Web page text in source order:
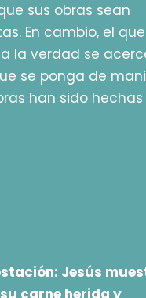
sus obras sean
En cambio, el
la verdad se
se ponga de
han sido hechas
Jesús
carne herida y